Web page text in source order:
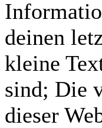
deinen
kleine
sind; Die
dieser